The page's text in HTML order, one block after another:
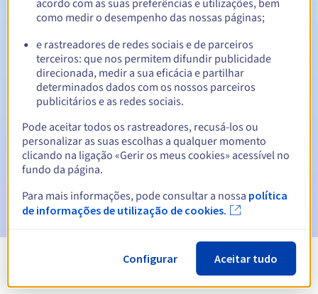
Período de redenção 30 dias
Notificações automáticas:
E-mails de aviso:60, 30, 15, 7 e 3 dias antes da data de
expiração
E-mail no dia da expiraçãopara notificar a suspensão do
nome de domínio
eliminação do nome de domínio
Ver todas as extensões
acordo com as suas preferências e utilizações, bem
como medir o desempenho das nossas páginas;
e rastreadores de redes sociais e de parceiros
terceiros: que nos permitem difundir publicidade
direcionada, medir a sua eficácia e partilhar
determinados dados com os nossos parceiros
publicitários e as redes sociais.
Pode aceitar todos os rastreadores, recusá-los ou
personalizar as suas escolhas a qualquer momento
clicando na ligação «Gerir os meus cookies» acessível no
fundo da página.
Para mais informações, pode consultar a nossa política
de informações de utilização de cookies.
Configurar Aceitar tudo